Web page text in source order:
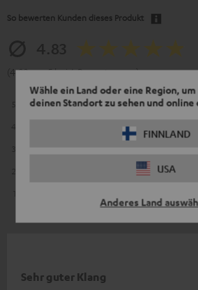
Wähle ein Land oder eine Region,
deinen Standort zu sehen und online
FINNLAND
USA
Anderes Land
So bewerten Kunden dieses Produkt
(4.83 von 5 bei 6 Bewertungen)
5
1
Sehr guter Klang